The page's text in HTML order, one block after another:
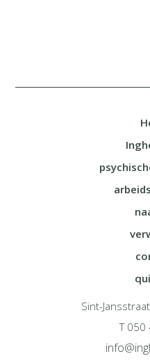
Sint-
T 050